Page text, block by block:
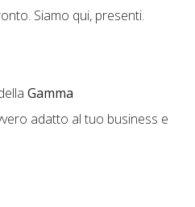
Siamo qui, presenti.
Gamma
adatto al tuo business e